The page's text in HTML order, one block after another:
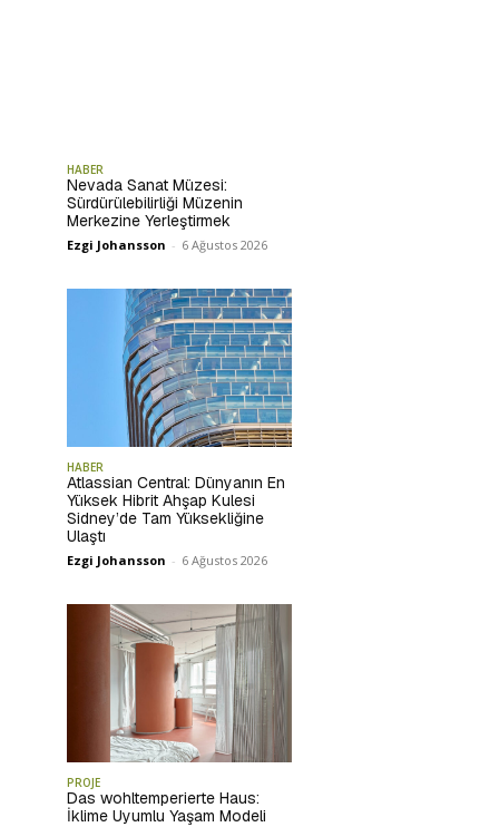
HABER
Nevada Sanat Müzesi:
Sürdürülebilirliği Müzenin
Merkezine Yerleştirmek
Ezgi Johansson - 6 Ağustos 2026
HABER
Atlassian Central: Dünyanın En
Yüksek Hibrit Ahşap Kulesi
Sidney’de Tam Yüksekliğine
Ulaştı
Ezgi Johansson - 6 Ağustos 2026
PROJE
Das wohltemperierte Haus:
İklime Uyumlu Yaşam Modeli